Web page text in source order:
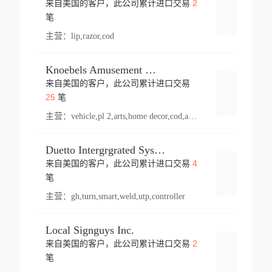
来自美国的客户，此公司累计进口交易 2
笔
主营： lip,razor,cod
Knoebels Amusement Resort
来自美国的客户，此公司累计进口交易
25笔
主营： vehicle,pl 2,arts,home decor,cod,amusement ride,sea
Duetto Intergrgrated Systems Inc.
来自美国的客户，此公司累计进口交易 4
笔
主营： gh,turn,smart,weld,utp,controller
Local Signguys Inc.
来自美国的客户，此公司累计进口交易 2
笔